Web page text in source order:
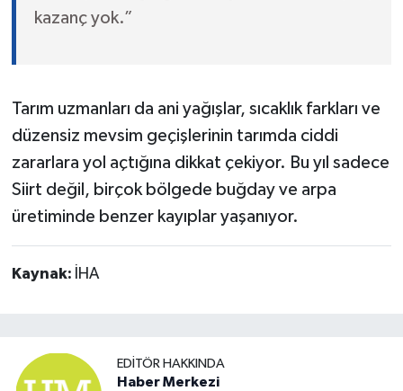
kazanç yok.”
Tarım uzmanları da ani yağışlar, sıcaklık farkları ve
düzensiz mevsim geçişlerinin tarımda ciddi
zararlara yol açtığına dikkat çekiyor. Bu yıl sadece
Siirt değil, birçok bölgede buğday ve arpa
üretiminde benzer kayıplar yaşanıyor.
Kaynak: İHA
EDITÖR HAKKINDA
Haber Merkezi